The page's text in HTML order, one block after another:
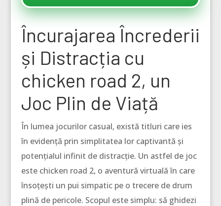
Încurajarea Încrederii
și Distracția cu
chicken road 2, un
Joc Plin de Viață
În lumea jocurilor casual, există titluri care ies
în evidență prin simplitatea lor captivantă și
potențialul infinit de distracție. Un astfel de joc
este chicken road 2, o aventură virtuală în care
însoțești un pui simpatic pe o trecere de drum
plină de pericole. Scopul este simplu: să ghidezi